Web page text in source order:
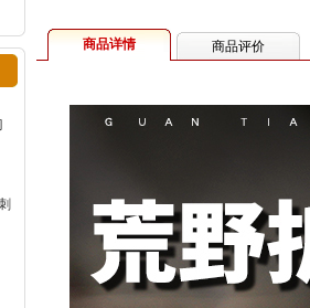
商品详情 商品评价